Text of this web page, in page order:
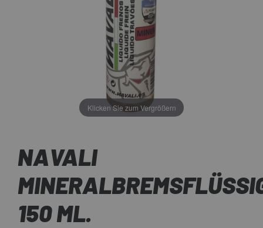
Klicken Sie zum Vergrößern
NAVALI
150 ML.